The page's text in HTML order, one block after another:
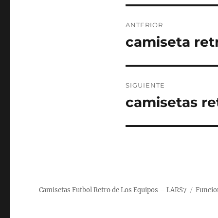
de
ANTERIOR
Entrada
camiseta
SIGUIENTE
Entrada
camisetas
Camisetas Futbol Retro de Los Equipos – LARS7